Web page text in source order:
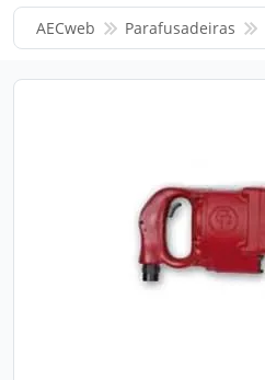
AECweb Parafusadeiras